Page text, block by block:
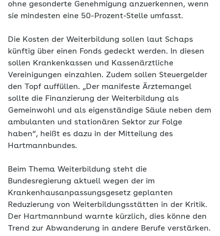
ohne gesonderte Genehmigung anzuerkennen, wenn
sie mindesten eine 50-Prozent-Stelle umfasst.
Die Kosten der Weiterbildung sollen laut Schaps
künftig über einen Fonds gedeckt werden. In diesen
sollen Krankenkassen und Kassenärztliche
Vereinigungen einzahlen. Zudem sollen Steuergelder
den Topf auffüllen. „Der manifeste Ärztemangel
sollte die Finanzierung der Weiterbildung als
Gemeinwohl und als eigenständige Säule neben dem
ambulanten und stationären Sektor zur Folge
haben“, heißt es dazu in der Mitteilung des
Hartmannbundes.
Beim Thema Weiterbildung steht die
Bundesregierung aktuell wegen der im
Krankenhausanpassungsgesetz geplanten
Reduzierung von Weiterbildungsstätten in der Kritik.
Der Hartmannbund warnte kürzlich, dies könne den
Trend zur Abwanderung in andere Berufe verstärken.